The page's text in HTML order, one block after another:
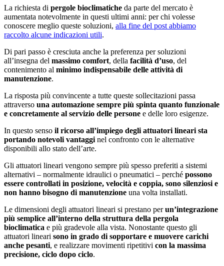
La richiesta di pergole bioclimatiche da parte del mercato è
aumentata notevolmente in questi ultimi anni: per chi volesse
conoscere meglio queste soluzioni, alla fine del post abbiamo
raccolto alcune indicazioni utili.
Di pari passo è cresciuta anche la preferenza per soluzioni
all’insegna del massimo comfort, della facilità d’uso, del
contenimento al minimo indispensabile delle attività di
manutenzione.
La risposta più convincente a tutte queste sollecitazioni passa
attraverso una automazione sempre più spinta quanto funzionale
e concretamente al servizio delle persone e delle loro esigenze.
In questo senso il ricorso all’impiego degli attuatori lineari sta
portando notevoli vantaggi nel confronto con le alternative
disponibili allo stato dell’arte.
Gli attuatori lineari vengono sempre più spesso preferiti a sistemi
alternativi – normalmente idraulici o pneumatici – perché possono
essere controllati in posizione, velocità e coppia, sono silenziosi e
non hanno bisogno di manutenzione una volta installati.
Le dimensioni degli attuatori lineari si prestano perun’integrazione
più semplice all’interno della struttura della pergola
bioclimatica e più gradevole alla vista. Nonostante questo gli
attuatori lineari sono in grado di sopportare e muovere carichi
anche pesanti, e realizzare movimenti ripetitivi con la massima
precisione, ciclo dopo ciclo.